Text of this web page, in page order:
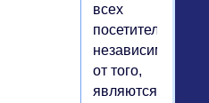
всех
посетителей,
независимо
от того,
являются